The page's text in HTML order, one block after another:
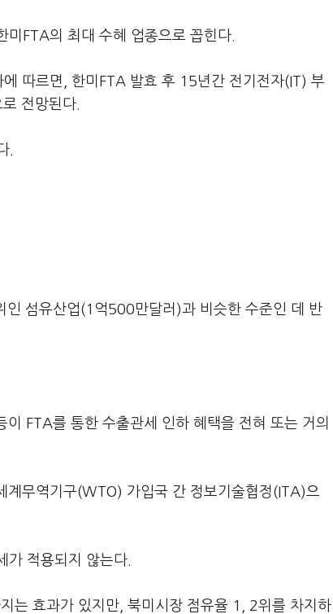
미FTA의 최대 수혜 업종으로 꼽힌다.
따르면, 한미FTA 발효 후 15년간 전기전자(IT) 부
전망된다.
.
인 섬유산업(1억500만달러)과 비슷한 수준인 데 반
FTA를 통한 수출관세 인하 혜택을 전혀 또는 거의
계무역기구(WTO) 가입국 간 정보기술협정(ITA)으
가 적용되지 않는다.
는 효과가 있지만, 북미시장 점유율 1, 2위를 차지하